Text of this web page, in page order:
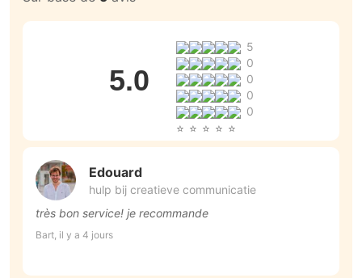
5.0
5
0
0
0
0
Edouard
hulp bij creatieve communicatie
très bon service! je recommande
Bart, il y a 4 jours